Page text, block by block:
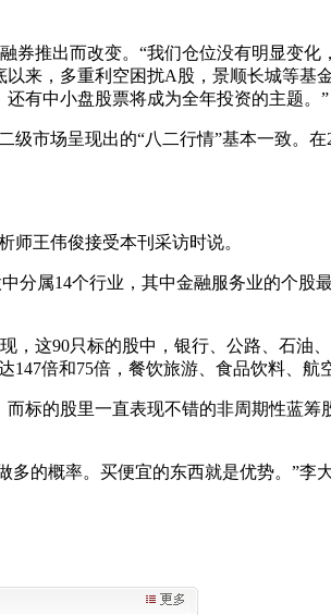
推出而改变。“我们仓位没有明显变
来，多重利空困扰A股，景顺长城等基
有中小盘股票将成为全年投资的主题。”
市场呈现出的“八二行情”基本一致。
师王伟俊接受本刊采访时说。
分属14个行业，其中金融服务业的个股
这90只标的股中，银行、公路、石油
倍和75倍，餐饮旅游、食品饮料、航
标的股里一直表现不错的非周期性蓝
的概率。买便宜的东西就是优势。”李